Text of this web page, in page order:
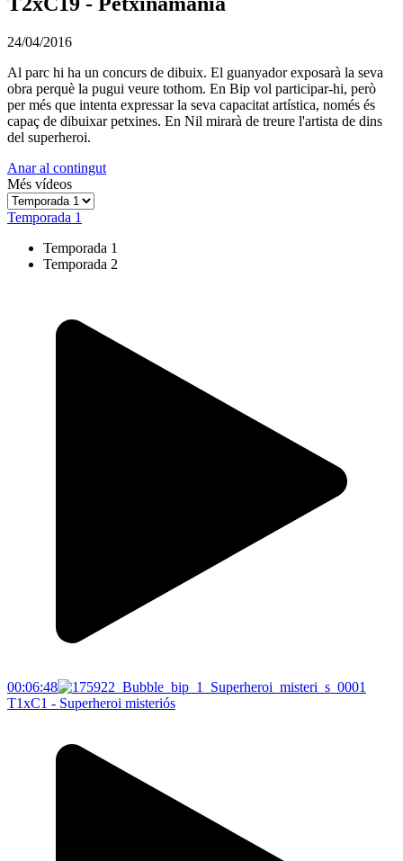
24/04/2016
Al parc hi ha un concurs de dibuix. El guanyador exposarà la seva
obra perquè la pugui veure tothom. En Bip vol participar-hi, però
per més que intenta expressar la seva capacitat artística, només és
capaç de dibuixar petxines. En Nil mirarà de treure l'artista de dins
del superheroi.
Anar al contingut
Més vídeos
Temporada 1
Temporada 1
Temporada 2
00:06:48
T1xC1 - Superheroi misteriós